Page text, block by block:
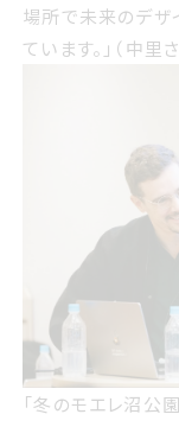
デザインを考える
さん
場所で未来のデザ
ています。」（中里さ
冬のモエレ沼公園
「冬のモエレ沼公